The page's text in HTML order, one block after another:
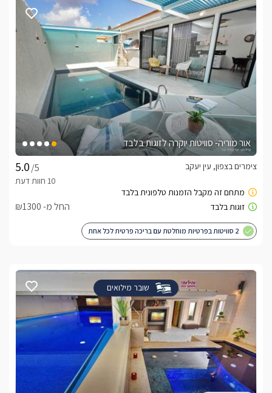
אור מוריה- סוויטות יוקרה לזוגות בלבד
/5
צימרים בצפון, עין יעקב
החל מ- ₪1300
2 סוויטות בפרטיות מוחלטת עם בריכה פרטית לכל אחת
שובר מילואים